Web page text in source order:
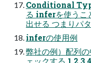
Conditional
る inferを使うこ
出せる つまりパ
inferの使用例
弊社の例）配列
ェックする 1 2 3